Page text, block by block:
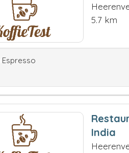
5.7 km
Espresso
India